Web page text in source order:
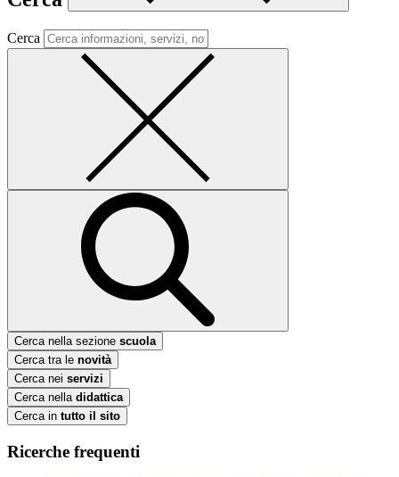
Cerca
Cerca nella sezione scuola
Cerca tra le novità
Cerca nei servizi
Cerca nella didattica
Cerca in tutto il sito
Ricerche frequenti